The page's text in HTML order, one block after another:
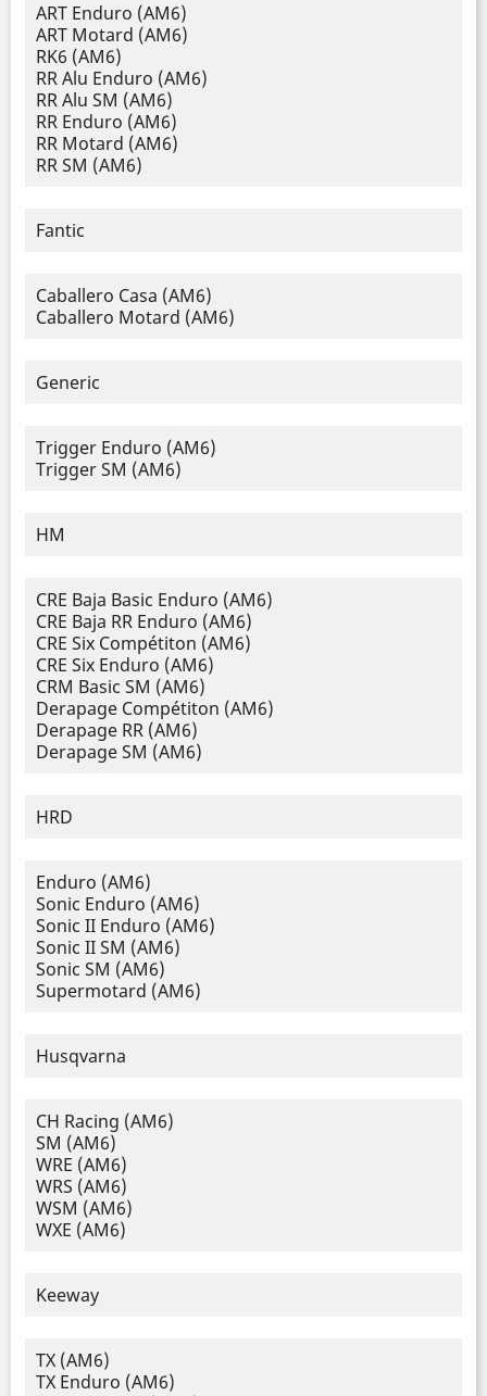
ART Enduro (AM6)
ART Motard (AM6)
RK6 (AM6)
RR Alu Enduro (AM6)
RR Alu SM (AM6)
RR Enduro (AM6)
RR Motard (AM6)
RR SM (AM6)
Fantic
Caballero Casa (AM6)
Caballero Motard (AM6)
Generic
Trigger Enduro (AM6)
Trigger SM (AM6)
HM
CRE Baja Basic Enduro (AM6)
CRE Baja RR Enduro (AM6)
CRE Six Compétiton (AM6)
CRE Six Enduro (AM6)
CRM Basic SM (AM6)
Derapage Compétiton (AM6)
Derapage RR (AM6)
Derapage SM (AM6)
HRD
Enduro (AM6)
Sonic Enduro (AM6)
Sonic II Enduro (AM6)
Sonic II SM (AM6)
Sonic SM (AM6)
Supermotard (AM6)
Husqvarna
CH Racing (AM6)
SM (AM6)
WRE (AM6)
WRS (AM6)
WSM (AM6)
WXE (AM6)
Keeway
TX (AM6)
TX Enduro (AM6)